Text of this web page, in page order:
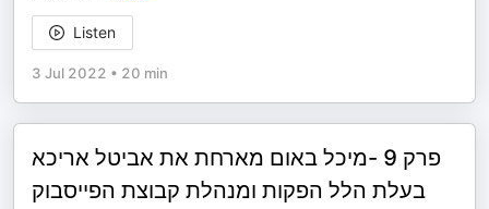
Listen
3 Jul 2022 • 20 min
פרק 9 -מיכל באום מארחת את אביטל אריכא
בעלת הלל הפקות ומנהלת קבוצת הפייסבוק